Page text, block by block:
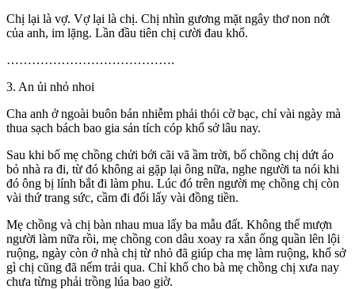
Chị lại là vợ. Vợ lại là chị. Chị nhìn gương mặt ngây thơ non nớt
của anh, im lặng. Lần đầu tiên chị cười đau khổ.
………………………………….
3. An ủi nhỏ nhoi
Cha anh ở ngoài buôn bán nhiễm phải thói cờ bạc, chỉ vài ngày mà
thua sạch bách bao gia sản tích cóp khổ sở lâu nay.
Sau khi bố mẹ chồng chửi bới cãi vã ầm trời, bố chồng chị dứt áo
bỏ nhà ra đi, từ đó không ai gặp lại ông nữa, nghe người ta nói khi
đó ông bị lính bắt đi làm phu. Lúc đó trên người mẹ chồng chị còn
vài thứ trang sức, cầm đi đổi lấy vài đồng tiền.
Mẹ chồng và chị bàn nhau mua lấy ba mẫu đất. Không thể mượn
người làm nữa rồi, mẹ chồng con dâu xoay ra xắn ống quần lên lội
ruộng, ngày còn ở nhà chị từ nhỏ đã giúp cha mẹ làm ruộng, khổ sở
gì chị cũng đã nếm trải qua. Chỉ khổ cho bà mẹ chồng chị xưa nay
chưa từng phải trồng lúa bao giờ.